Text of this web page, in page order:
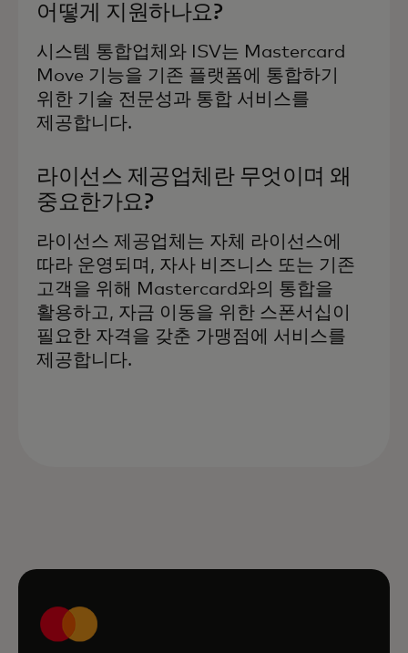
어떻게 지원하나요?
시스템 통합업체와 ISV는 Mastercard
Move 기능을 기존 플랫폼에 통합하기
위한 기술 전문성과 통합 서비스를
제공합니다.
라이선스 제공업체란 무엇이며 왜
중요한가요?
라이선스 제공업체는 자체 라이선스에
따라 운영되며, 자사 비즈니스 또는 기존
고객을 위해 Mastercard와의 통합을
활용하고, 자금 이동을 위한 스폰서십이
필요한 자격을 갖춘 가맹점에 서비스를
제공합니다.